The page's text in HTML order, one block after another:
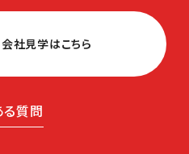
会社見学はこちら
る質問